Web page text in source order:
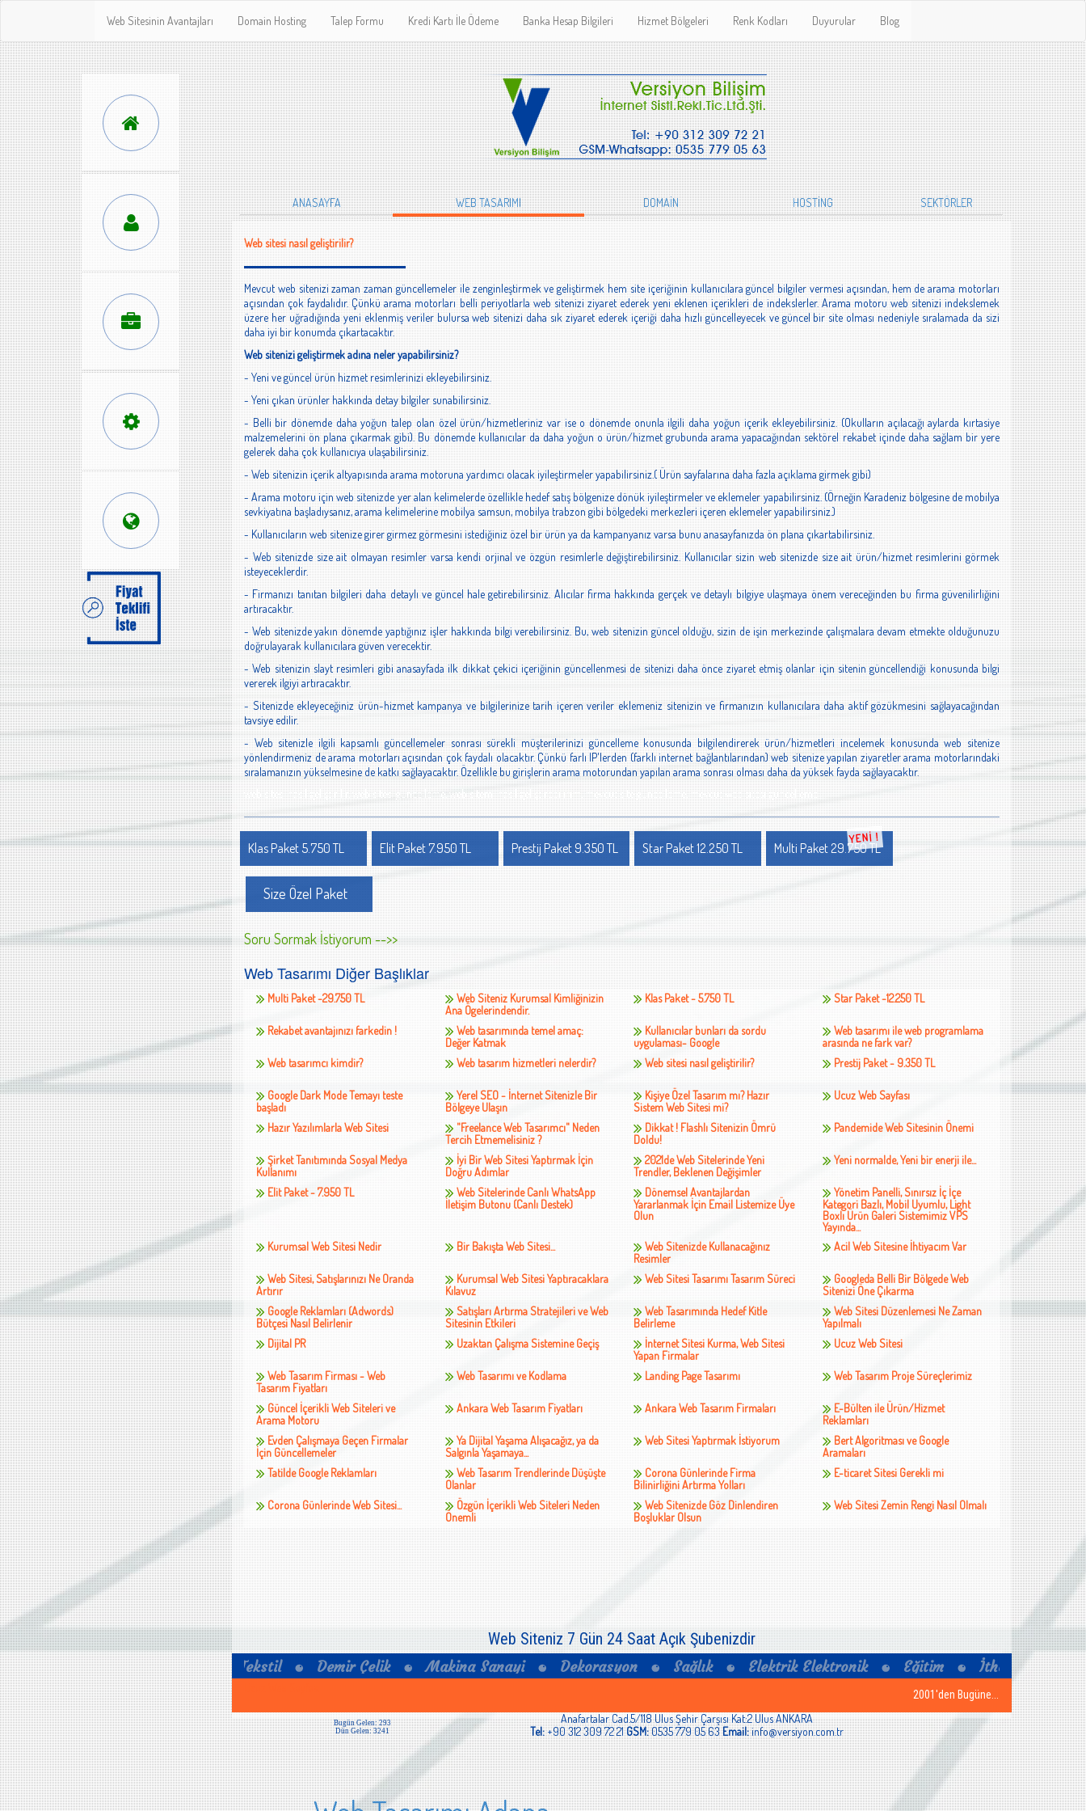
Web Sitesinin Avantajları Domain Hosting Talep Formu Kredi Kartı İle Ödeme Banka Hesap Bilgileri Hizmet Bölgeleri Renk Kodları Duyurular Blog
ANASAYFA WEB TASARIMI DOMAİN HOSTİNG SEKTÖRLER
Web sitesi nasıl geliştirilir?
Mevcut web sitenizi zaman zaman güncellemeler ile zenginleştirmek ve geliştirmek hem site içeriğinin kullanıcılara güncel bilgiler vermesi açısından, hem de arama motorları
açısından çok faydalıdır. Çünkü arama motorları belli periyotlarla web sitenizi ziyaret ederek yeni eklenen içerikleri de indekslerler. Arama motoru web sitenizi indekslemek
üzere her uğradığında yeni eklenmiş veriler bulursa web sitenizi daha sık ziyaret ederek içeriği daha hızlı güncelleyecek ve güncel bir site olması nedeniyle sıralamada da sizi
daha iyi bir konumda çıkartacaktır.
Web sitenizi geliştirmek adına neler yapabilirsiniz?
- Yeni ve güncel ürün hizmet resimlerinizi ekleyebilirsiniz.
- Yeni çıkan ürünler hakkında detay bilgiler sunabilirsiniz.
- Belli bir dönemde daha yoğun talep olan özel ürün/hizmetleriniz var ise o dönemde onunla ilgili daha yoğun içerik ekleyebilirsiniz. (Okulların açılacağı aylarda kırtasiye
malzemelerini ön plana çıkarmak gibi). Bu dönemde kullanıcılar da daha yoğun o ürün/hizmet grubunda arama yapacağından sektörel rekabet içinde daha sağlam bir yere
gelerek daha çok kullanıcıya ulaşabilirsiniz.
- Web sitenizin içerik altyapısında arama motoruna yardımcı olacak iyileştirmeler yapabilirsiniz.( Ürün sayfalarına daha fazla açıklama girmek gibi)
- Arama motoru için web sitenizde yer alan kelimelerde özellikle hedef satış bölgenize dönük iyileştirmeler ve eklemeler yapabilirsiniz. (Örneğin Karadeniz bölgesine de mobilya
sevkiyatına başladıysanız, arama kelimelerine mobilya samsun, mobilya trabzon gibi bölgedeki merkezleri içeren eklemeler yapabilirsiniz.)
- Kullanıcıların web sitenize girer girmez görmesini istediğiniz özel bir ürün ya da kampanyanız varsa bunu anasayfanızda ön plana çıkartabilirsiniz.
- Web sitenizde size ait olmayan resimler varsa kendi orjinal ve özgün resimlerle değiştirebilirsiniz. Kullanıcılar sizin web sitenizde size ait ürün/hizmet resimlerini görmek
isteyeceklerdir.
- Firmanızı tanıtan bilgileri daha detaylı ve güncel hale getirebilirsiniz. Alıcılar firma hakkında gerçek ve detaylı bilgiye ulaşmaya önem vereceğinden bu firma güvenilirliğini
artıracaktır.
- Web sitenizde yakın dönemde yaptığınız işler hakkında bilgi verebilirsiniz. Bu, web sitenizin güncel olduğu, sizin de işin merkezinde çalışmalara devam etmekte olduğunuzu
doğrulayarak kullanıcılara güven verecektir.
- Web sitenizin slayt resimleri gibi anasayfada ilk dikkat çekici içeriğinin güncellenmesi de sitenizi daha önce ziyaret etmiş olanlar için sitenin güncellendiği konusunda bilgi
vererek ilgiyi artıracaktır.
- Sitenizde ekleyeceğiniz ürün-hizmet kampanya ve bilgilerinize tarih içeren veriler eklemeniz sitenizin ve firmanızın kullanıcılara daha aktif gözükmesini sağlayacağından
tavsiye edilir.
- Web sitenizle ilgili kapsamlı güncellemeler sonrası sürekli müşterilerinizi güncelleme konusunda bilgilendirerek ürün/hizmetleri incelemek konusunda web sitenize
yönlendirmeniz de arama motorları açısından çok faydalı olacaktır. Çünkü farlı IP'lerden (farklı internet bağlantılarından) web sitenize yapılan ziyaretler arama motorlarındaki
sıralamanızın yükselmesine de katkı sağlayacaktır. Özellikle bu girişlerin arama motorundan yapılan arama sonrası olması daha da yüksek fayda sağlayacaktır.
web sitesi nasıl geliştirilir, web sitesi güncelleme, web sitemi nasıl geliştirebilirim, mevcut site güncelleme, mevcut web sitesi güncelleme
Klas Paket 5.750 TL Elit Paket 7.950 TL Prestij Paket 9.350 TL Star Paket 12.250 TL Multi Paket 29.750 TL
YENİ !
Size Özel Paket
Soru Sormak İstiyorum -->>
Web Tasarımı Diğer Başlıklar
Multi Paket -29.750 TL
Web Siteniz Kurumsal Kimliğinizin
Ana Ögelerindendir.
Klas Paket - 5.750 TL Star Paket -12.250 TL
Rekabet avantajınızı farkedin !
Web tasarımında temel amaç:
Değer Katmak
Kullanıcılar bunları da sordu
uygulaması- Google
Web tasarımı ile web programlama
arasında ne fark var?
Web tasarımcı kimdir?
Web tasarım hizmetleri nelerdir? Web sitesi nasıl geliştirilir? Prestij Paket - 9.350 TL
Google Dark Mode Temayı teste
başladı
Yerel SEO - İnternet Sitenizle Bir
Bölgeye Ulaşın
Kişiye Özel Tasarım mı? Hazır
Sistem Web Sitesi mi?
Ucuz Web Sayfası
Hazır Yazılımlarla Web Sitesi
"Freelance Web Tasarımcı" Neden
Tercih Etmemelisiniz ?
Dikkat ! Flashlı Sitenizin Ömrü
Doldu!
Pandemide Web Sitesinin Önemi
Şirket Tanıtımında Sosyal Medya
Kullanımı
İyi Bir Web Sitesi Yaptırmak İçin
Doğru Adımlar
2021de Web Sitelerinde Yeni
Trendler, Beklenen Değişimler
Yeni normalde, Yeni bir enerji ile...
Elit Paket - 7.950 TL
Web Sitelerinde Canlı WhatsApp
İletişim Butonu (Canlı Destek)
Dönemsel Avantajlardan
Yararlanmak İçin Email Listemize Üye
Olun
Yönetim Panelli, Sınırsız İç İçe
Kategori Bazlı, Mobil Uyumlu, Light
Boxlı Ürün Galeri Sistemimiz VPS
Yayında...
Kurumsal Web Sitesi Nedir
Bir Bakışta Web Sitesi...
Web Sitenizde Kullanacağınız
Resimler
Acil Web Sitesine İhtiyacım Var
Web Sitesi, Satışlarınızı Ne Oranda
Artırır
Kurumsal Web Sitesi Yaptıracaklara
Kılavuz
Web Sitesi Tasarımı Tasarım Süreci
Googleda Belli Bir Bölgede Web
Sitenizi Öne Çıkarma
Google Reklamları (Adwords)
Bütçesi Nasıl Belirlenir
Satışları Artırma Stratejileri ve Web
Sitesinin Etkileri
Web Tasarımında Hedef Kitle
Belirleme
Web Sitesi Düzenlemesi Ne Zaman
Yapılmalı
Dijital PR
Uzaktan Çalışma Sistemine Geçiş
İnternet Sitesi Kurma, Web Sitesi
Yapan Firmalar
Ucuz Web Sitesi
Web Tasarım Firması - Web
Tasarım Fiyatları
Web Tasarımı ve Kodlama Landing Page Tasarımı Web Tasarım Proje Süreçlerimiz
Güncel İçerikli Web Siteleri ve
Arama Motoru
Ankara Web Tasarım Fiyatları Ankara Web Tasarım Firmaları
E-Bülten ile Ürün/Hizmet
Reklamları
Evden Çalışmaya Geçen Firmalar
İçin Güncellemeler
Ya Dijital Yaşama Alışacağız, ya da
Salgınla Yaşamaya...
Web Sitesi Yaptırmak İstiyorum
Bert Algoritması ve Google
Aramaları
Tatilde Google Reklamları
Web Tasarım Trendlerinde Düşüşte
Olanlar
Corona Günlerinde Firma
Bilinirliğini Artırma Yolları
E-ticaret Sitesi Gerekli mi
Corona Günlerinde Web Sitesi...
Özgün İçerikli Web Siteleri Neden
Önemli
Web Sitenizde Göz Dinlendiren
Boşluklar Olsun
Web Sitesi Zemin Rengi Nasıl Olmalı
Web Siteniz 7 Gün 24 Saat Açık Şubenizdir
2001'den Bugüne...
Anafartalar Cad.5/118 Ulus Şehir Çarşısı Kat:2 Ulus ANKARA
Tel:+90 312 309 72 21GSM:0535 779 05 63Email:info@versiyon.com.tr